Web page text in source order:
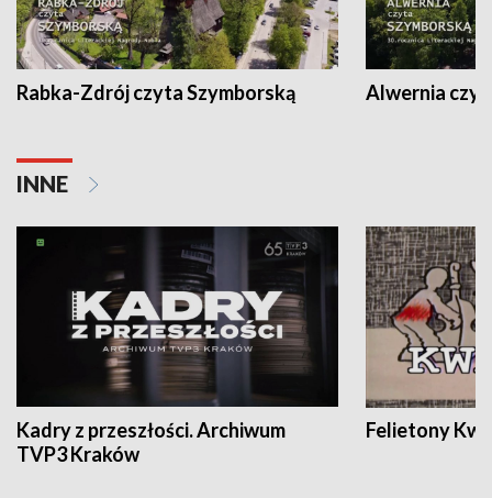
Rabka-Zdrój czyta Szymborską Alwernia
INNE
Kadry z przeszłości. Archiwum
TVP3 Kraków
Felietony